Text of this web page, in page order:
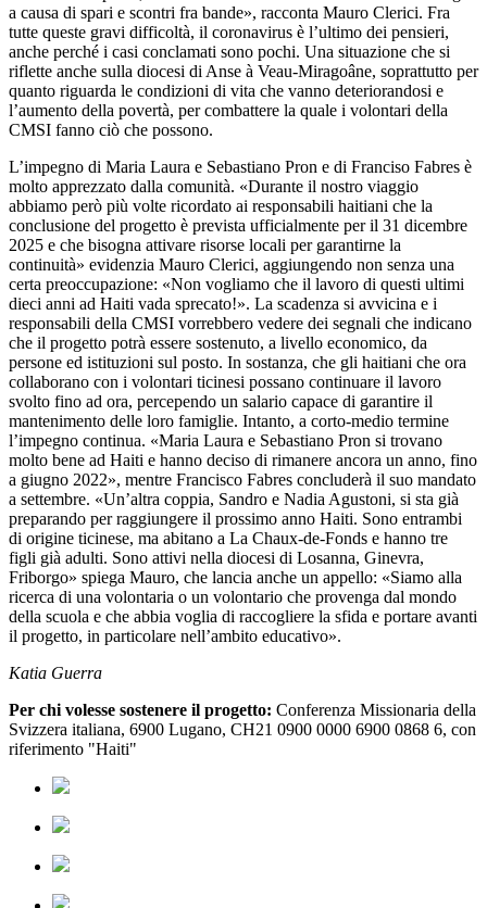
a causa di spari e scontri fra bande», racconta Mauro Clerici. Fra
tutte queste gravi difficoltà, il coronavirus è l’ultimo dei pensieri,
anche perché i casi conclamati sono pochi. Una situazione che si
riflette anche sulla diocesi di Anse à Veau-Miragoâne, soprattutto per
quanto riguarda le condizioni di vita che vanno deteriorandosi e
l’aumento della povertà, per combattere la quale i volontari della
CMSI fanno ciò che possono.
L’impegno di Maria Laura e Sebastiano Pron e di Franciso Fabres è
molto apprezzato dalla comunità. «Durante il nostro viaggio
abbiamo però più volte ricordato ai responsabili haitiani che la
conclusione del progetto è prevista ufficialmente per il 31 dicembre
2025 e che bisogna attivare risorse locali per garantirne la
continuità» evidenzia Mauro Clerici, aggiungendo non senza una
certa preoccupazione: «Non vogliamo che il lavoro di questi ultimi
dieci anni ad Haiti vada sprecato!». La scadenza si avvicina e i
responsabili della CMSI vorrebbero vedere dei segnali che indicano
che il progetto potrà essere sostenuto, a livello economico, da
persone ed istituzioni sul posto. In sostanza, che gli haitiani che ora
collaborano con i volontari ticinesi possano continuare il lavoro
svolto fino ad ora, percependo un salario capace di garantire il
mantenimento delle loro famiglie. Intanto, a corto-medio termine
l’impegno continua. «Maria Laura e Sebastiano Pron si trovano
molto bene ad Haiti e hanno deciso di rimanere ancora un anno, fino
a giugno 2022», mentre Francisco Fabres concluderà il suo mandato
a settembre. «Un’altra coppia, Sandro e Nadia Agustoni, si sta già
preparando per raggiungere il prossimo anno Haiti. Sono entrambi
di origine ticinese, ma abitano a La Chaux-de-Fonds e hanno tre
figli già adulti. Sono attivi nella diocesi di Losanna, Ginevra,
Friborgo» spiega Mauro, che lancia anche un appello: «Siamo alla
ricerca di una volontaria o un volontario che provenga dal mondo
della scuola e che abbia voglia di raccogliere la sfida e portare avanti
il progetto, in particolare nell’ambito educativo».
Katia Guerra
Per chi volesse sostenere il progetto: Conferenza Missionaria della
Svizzera italiana, 6900 Lugano, CH21 0900 0000 6900 0868 6, con
riferimento "Haiti"